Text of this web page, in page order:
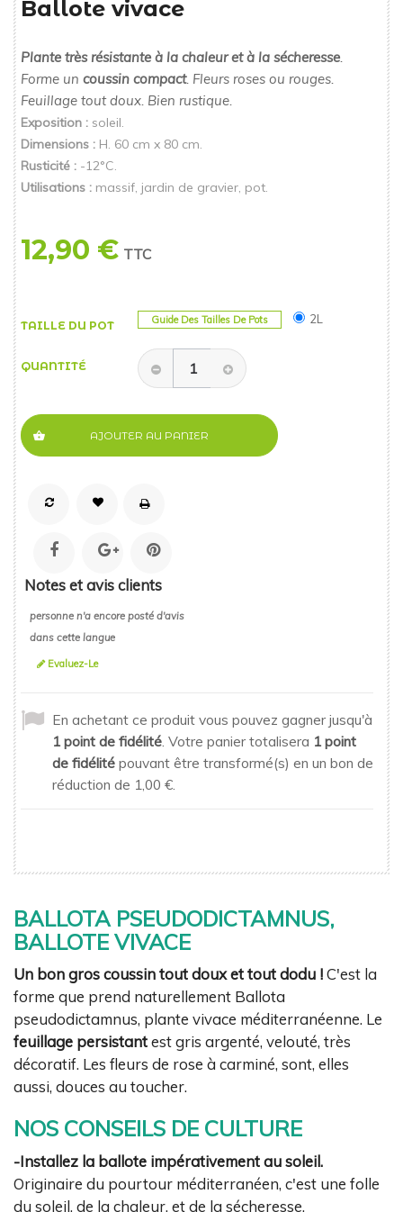
Ballote vivace
Plante très résistante à la chaleur et à la sécheresse.
Forme un coussin compact. Fleurs roses ou rouges.
Feuillage tout doux. Bien rustique.
Exposition : soleil.
Dimensions : H. 60 cm x 80 cm.
Rusticité : -12°C.
Utilisations : massif, jardin de gravier, pot.
12,90 € TTC
TAILLE DU POT Guide Des Tailles De Pots 2L
QUANTITÉ
AJOUTER AU PANIER
Notes et avis clients
personne n'a encore posté d'avis
dans cette langue
Evaluez-Le
En achetant ce produit vous pouvez gagner jusqu'à
1 point de fidélité . Votre panier totalisera 1 point
de fidélité pouvant être transformé(s) en un bon de
réduction de 1,00 €
BALLOTA PSEUDODICTAMNUS,
BALLOTE VIVACE
Un bon gros coussin tout doux et tout dodu !C'est la
forme que prend naturellement Ballota
pseudodictamnus, plante vivace méditerranéenne. Le
feuillage persistantest gris argenté, velouté, très
décoratif. Les fleurs de rose à carminé, sont, elles
aussi, douces au toucher.
NOS CONSEILS DE CULTURE
-Installez la ballote impérativement au soleil.
Originaire du pourtour méditerranéen, c'est une folle
du soleil, de la chaleur, et de la sécheresse.